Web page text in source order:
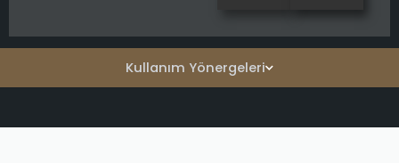
Kullanım Yönergeleri